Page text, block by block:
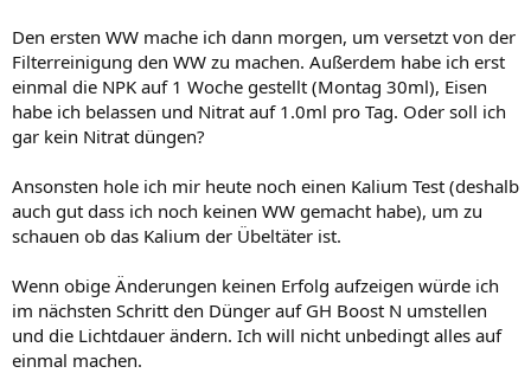
Den ersten WW mache ich dann morgen, um versetzt von der
Filterreinigung den WW zu machen. Außerdem habe ich erst
einmal die NPK auf 1 Woche gestellt (Montag 30ml), Eisen
habe ich belassen und Nitrat auf 1.0ml pro Tag. Oder soll ich
gar kein Nitrat düngen?
Ansonsten hole ich mir heute noch einen Kalium Test (deshalb
auch gut dass ich noch keinen WW gemacht habe), um zu
schauen ob das Kalium der Übeltäter ist.
Wenn obige Änderungen keinen Erfolg aufzeigen würde ich
im nächsten Schritt den Dünger auf GH Boost N umstellen
und die Lichtdauer ändern. Ich will nicht unbedingt alles auf
einmal machen.